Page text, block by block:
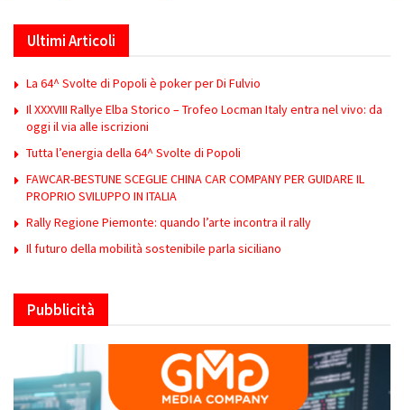
Ultimi Articoli
La 64^ Svolte di Popoli è poker per Di Fulvio
Il XXXVIII Rallye Elba Storico – Trofeo Locman Italy entra nel vivo: da
oggi il via alle iscrizioni
Tutta l’energia della 64^ Svolte di Popoli
FAWCAR-BESTUNE SCEGLIE CHINA CAR COMPANY PER GUIDARE IL
PROPRIO SVILUPPO IN ITALIA
Rally Regione Piemonte: quando l’arte incontra il rally
Il futuro della mobilità sostenibile parla siciliano
Pubblicità